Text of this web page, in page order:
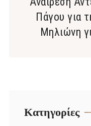
Πάγου για
Μηλιώνη
Kατηγορίες